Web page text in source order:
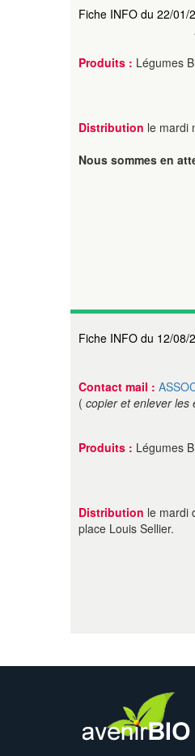
Fiche INFO du 22/01/
Produits : Légumes
Distribution le mardi
Nous sommes en
Fiche INFO du 12/08/
Contact mail :
( copier et enlever les
Produits : Légumes
Distribution le mardi
place Louis Sellier.